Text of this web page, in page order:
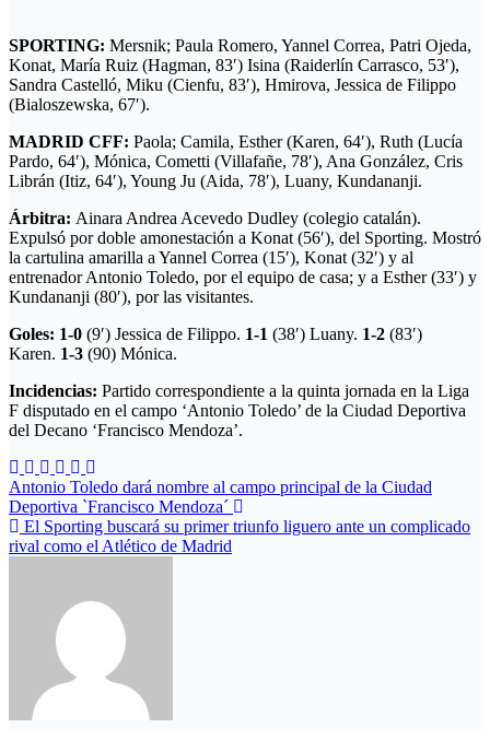
SPORTING: Mersnik; Paula Romero, Yannel Correa, Patri Ojeda,
Konat, María Ruiz (Hagman, 83′) Isina (Raiderlín Carrasco, 53′),
Sandra Castelló, Miku (Cienfu, 83′), Hmirova, Jessica de Filippo
(Bialoszewska, 67′).
MADRID CFF: Paola; Camila, Esther (Karen, 64′), Ruth (Lucía
Pardo, 64′), Mónica, Cometti (Villafañe, 78′), Ana González, Cris
Librán (Itiz, 64′), Young Ju (Aida, 78′), Luany, Kundananji.
Árbitra: Ainara Andrea Acevedo Dudley (colegio catalán).
Expulsó por doble amonestación a Konat (56′), del Sporting. Mostró
la cartulina amarilla a Yannel Correa (15′), Konat (32′) y al
entrenador Antonio Toledo, por el equipo de casa; y a Esther (33′) y
Kundananji (80′), por las visitantes.
Goles: 1-0 (9′) Jessica de Filippo. 1-1 (38′) Luany. 1-2 (83′)
Karen. 1-3 (90) Mónica.
Incidencias: Partido correspondiente a la quinta jornada en la Liga
F disputado en el campo ‘Antonio Toledo’ de la Ciudad Deportiva
del Decano ‘Francisco Mendoza’.
Navegación
de
entradas
Antonio Toledo dará nombre al campo principal de la Ciudad
Deportiva `Francisco Mendoza´
El Sporting buscará su primer triunfo liguero ante un complicado
rival como el Atlético de Madrid